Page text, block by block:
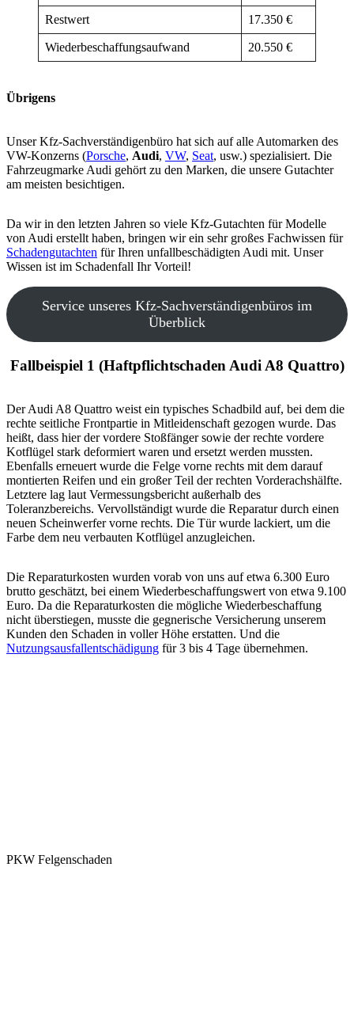
Restwert 17.350 €
Wiederbeschaffungsaufwand 20.550 €
Übrigens
Unser Kfz-Sachverständigenbüro hat sich auf alle Automarken des
VW-Konzerns (Porsche, Audi, VW, Seat, usw.) spezialisiert. Die
Fahrzeugmarke Audi gehört zu den Marken, die unsere Gutachter
am meisten besichtigen.
Da wir in den letzten Jahren so viele Kfz-Gutachten für Modelle
von Audi erstellt haben, bringen wir ein sehr großes Fachwissen für
Schadengutachten für Ihren unfallbeschädigten Audi mit. Unser
Wissen ist im Schadenfall Ihr Vorteil!
Service unseres Kfz-Sachverständigenbüros im
Überblick
Fallbeispiel 1 (Haftpflichtschaden Audi A8 Quattro)
Der Audi A8 Quattro weist ein typisches Schadbild auf, bei dem die
rechte seitliche Frontpartie in Mitleidenschaft gezogen wurde. Das
heißt, dass hier der vordere Stoßfänger sowie der rechte vordere
Kotflügel stark deformiert waren und ersetzt werden mussten.
Ebenfalls erneuert wurde die Felge vorne rechts mit dem darauf
montierten Reifen und ein großer Teil der rechten Vorderachshälfte.
Letztere lag laut Vermessungsbericht außerhalb des
Toleranzbereichs. Vervollständigt wurde die Reparatur durch einen
neuen Scheinwerfer vorne rechts. Die Tür wurde lackiert, um die
Farbe dem neu verbauten Kotflügel anzugleichen.
Die Reparaturkosten wurden vorab von uns auf etwa 6.300 Euro
brutto geschätzt, bei einem Wiederbeschaffungswert von etwa 9.100
Euro. Da die Reparaturkosten die mögliche Wiederbeschaffung
nicht überstiegen, musste die gegnerische Versicherung unserem
Kunden den Schaden in voller Höhe erstatten. Und die
Nutzungsausfallentschädigung für 3 bis 4 Tage übernehmen.
PKW Felgenschaden